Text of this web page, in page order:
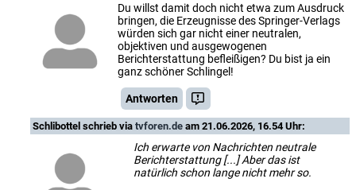
Du willst damit doch nicht etwa zum Ausdruck
bringen, die Erzeugnisse des Springer-Verlags
würden sich gar nicht einer neutralen,
objektiven und ausgewogenen
Berichterstattung befleißigen? Du bist ja ein
ganz schöner Schlingel!
Antworten
Schlibottel schrieb via tvforen.de am 21.06.2026, 16.54 Uhr:
Ich erwarte von Nachrichten neutrale
Berichterstattung [...] Aber das ist
natürlich schon lange nicht mehr so.